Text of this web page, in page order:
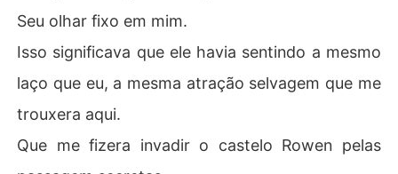
Seu olhar fixo em mim.
Isso significava que ele havia sentindo a mesmo
laço que eu, a mesma atração selvagem que me
trouxera aqui.
Que me fizera invadir o castelo Rowen pelas